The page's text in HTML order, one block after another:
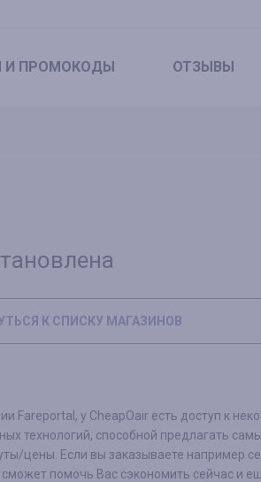
И ПРОМОКОДЫ ОТЗЫВЫ
К СПИСКУ МАГАЗИНОВ
Fareportal, у CheapOair есть доступ к
технологий, способной предлагать
цены. Если вы заказываете например
сможет помочь Вас сэкономить сейчас и